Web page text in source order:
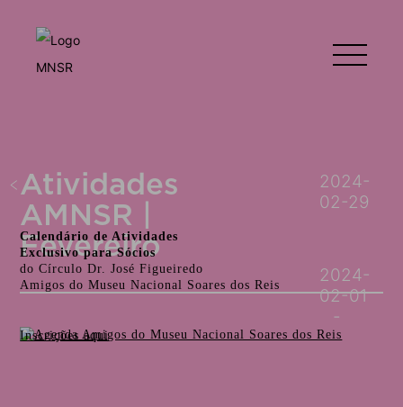
Atividades
AMNSR |
Fevereiro
2024-
02-29
2024-
02-01
Calendário de Atividades
Exclusivo para Sócios
do Círculo Dr. José Figueiredo
Amigos do Museu Nacional Soares dos Reis
Inscrições aqui